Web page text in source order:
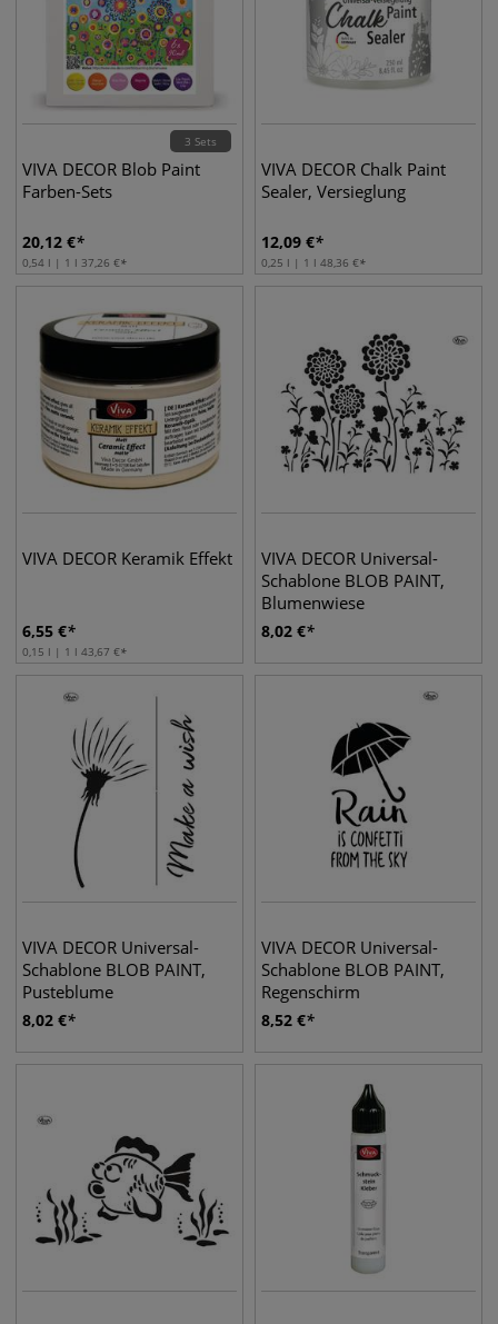
3 Sets
VIVA DECOR Blob Paint
Farben-Sets
20,12 €
0,54 l | 1 l 37,26 €
VIVA DECOR Chalk Paint
Sealer, Versieglung
12,09 €
0,25 l | 1 l 48,36 €
VIVA DECOR Keramik Effekt
6,55 €
0,15 l | 1 l 43,67 €
VIVA DECOR Universal-
Schablone BLOB PAINT,
Blumenwiese
8,02 €
VIVA DECOR Universal-
Schablone BLOB PAINT,
Pusteblume
8,02 €
VIVA DECOR Universal-
Schablone BLOB PAINT,
Regenschirm
8,52 €